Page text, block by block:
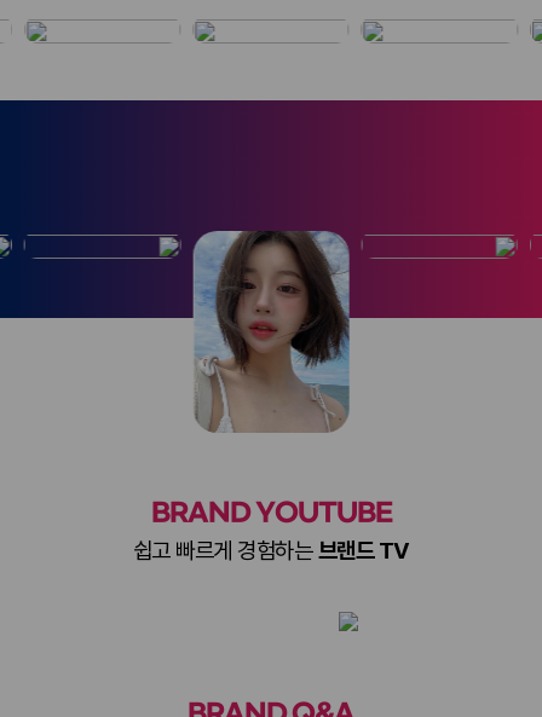
BRAND YOUTUBE
쉽고 빠르게 경험하는브랜드 TV